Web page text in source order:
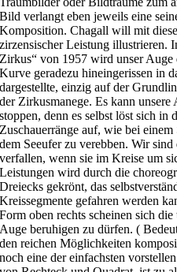
Bild verlangt eben jeweils eine
Komposition. Chagall will mit
zirzensischer Leistung illustrieren.
Zirkus“ von 1957 wird unser Auge
Kurve geradezu hineingerissen in
dargestellte, einzig auf der
der Zirkusmanege. Es kann
stoppen, denn es selbst löst sich in
Zuschauerränge auf, wie bei
dem Seeufer zu verebben. Wir
verfallen, wenn sie im Kreise um
Leistungen wird durch die
Dreiecks gekrönt, das
Kreissegmente gefahren werden
Form oben rechts scheinen sich
Auge beruhigen zu dürfen. (
den reichen Möglichkeiten
noch eine der einfachsten